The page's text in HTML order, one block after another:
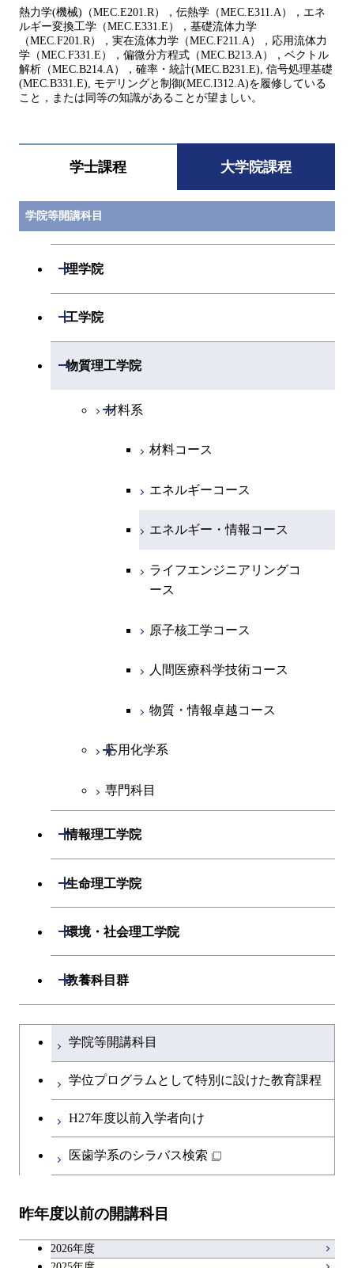
熱力学(機械)（MEC.E201.R），伝熱学（MEC.E311.A），エネ
ルギー変換工学（MEC.E331.E），基礎流体力学
（MEC.F201.R），実在流体力学（MEC.F211.A），応用流体力
学（MEC.F331.E），偏微分方程式（MEC.B213.A），ベクトル
解析（MEC.B214.A），確率・統計(MEC.B231.E), 信号処理基礎
(MEC.B331.E), モデリングと制御(MEC.I312.A)を履修している
こと，または同等の知識があることが望ましい。
学士課程 大学院課程
学院等開講科目
理学院
開閉
工学院
開閉
機械系
開閉
エネルギーコース
エネルギー・情報コース
エンジニアリングデザイン
原子核工学コース
超スマート社会卓越コース
システム制御系
システム制御コース
エンジニアリングデザイン
コース
電気電子系
電気電子コース
エネルギーコース
エネルギー・情報コース
ース
原子核工学コース
人間医療科学技術コース
物質・情報卓越コース
超スマート社会卓越コース
情報通信コース
エンジニアリングデザイン
ライフエンジニアリングコ
超スマート社会卓越コース
経営工学系
経営工学コース
コース
超スマート社会卓越コース
専門科目
物質理工学院
開閉
材料系
開閉
材料コース
エネルギーコース
エネルギー・情報コース
ライフエンジニアリングコ
ース
原子核工学コース
人間医療科学技術コース
物質・情報卓越コース
応用化学系
開閉
応用化学コース
ライフエンジニアリングコ
ース
人間医療科学技術コース
物質・情報卓越コース
専門科目
情報理工学院
開閉
数理・計算科学系
開閉
知能情報コース
情報工学コース
知能情報コース
エネルギー・情報コース
人間医療科学技術コース
物質・情報卓越コース
超スマート社会卓越コース
専門科目
生命理工学院
開閉
生命理工学系
開閉
ライフエンジニアリングコ
ース
物質・情報卓越コース
環境・社会理工学院
開閉
建築学系
開閉
コース
都市・環境学コース
超スマート社会卓越コース
コース
都市・環境学コース
開閉
エネルギーコース
エネルギー・情報コース
エンジニアリングデザイン
社会・人間科学コース
超スマート社会卓越コース
イノベーション科学系
イノベーション科学コース
人間医療科学技術コース
技術経営専門職学位課程
開閉
技術経営専門職学位課程
専門科目
教養科目群
開閉
文系教養科目
英語科目
第二外国語科目
キャリア科目
大学院課程を切り替える
学院等開講科目
学位プログラムとして特別に設けた教育課程
H27年度以前入学者向け
医歯学系のシラバス検索
昨年度以前の開講科目
2026年度